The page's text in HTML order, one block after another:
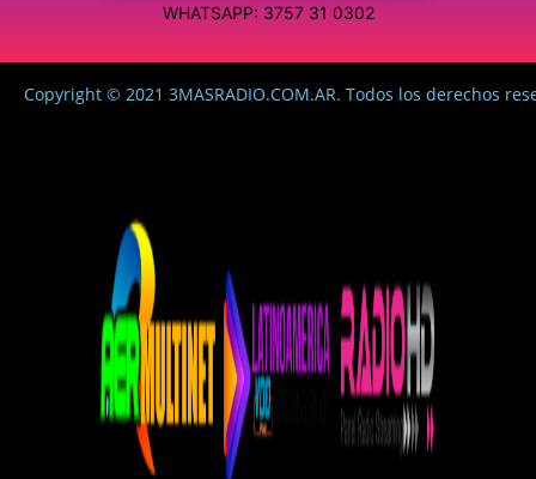
WHATSAPP: 3757 31 0302
Copyright © 2021 3MASRADIO.COM.AR. Todos los derechos